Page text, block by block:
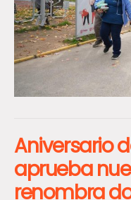
Aniversario
aprueba
renombra